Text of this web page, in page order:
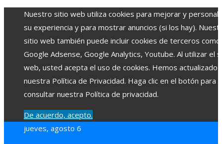
Nuestro sitio web utiliza cookies para mejorar y
su experiencia y para mostrar anuncios (si los hay).
sitio web también puede incluir cookies de terceros como
Google Adsense, Google Analytics, Youtube. Al utilizar el
web, usted acepta el uso de cookies. Hemos actualizado
nuestra Política de Privacidad. Haga clic en el botón para
consultar nuestra Política de privacidad.
De acuerdo, acepto.
jueves, agosto 6